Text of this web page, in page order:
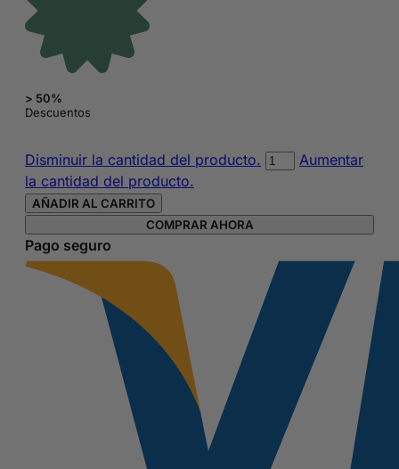
> 50%
Descuentos
Disminuir la cantidad del producto. Estuche
Trolls
cantidad
Aumentar
la cantidad del producto.
AÑADIR AL CARRITO
COMPRAR AHORA
Pago seguro